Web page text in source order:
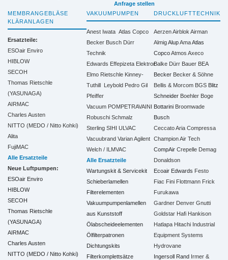
Anfrage stellen
MEMBRANGEBLÄSE
KLÄRANLAGEN
Ersatzteile:
ESOair Enviro
HIBLOW
SECOH
Thomas Rietschle
(YASUNAGA)
AIRMAC
Charles Austen
NITTO (MEDO / Nitto Kohki)
Alita
FujiMAC
Alle Ersatzteile
Neue Luftpumpen:
ESOair Enviro
HIBLOW
SECOH
Thomas Rietschle
(YASUNAGA)
AIRMAC
Charles Austen
NITTO (MEDO / Nitto Kohki)
VAKUUMPUMPEN
Anest Iwata Atlas Copco
Becker Busch Dürr
Technik
Edwards Effepizeta Elektror
Elmo Rietschle Kinney-
Tuthill Leybold Pedro Gil
Pfeiffer
Vacuum POMPETRAVAINI
Robuschi Schmalz
Sterling SIHI ULVAC
Vacuubrand Varian Agilent
Welch / ILMVAC
Alle Ersatzteile
Wartungskit & Servicekit
Schieberlamellen
Filterelementen
Vakuumpumpenlamellen
aus Kunststoff
Ölabscheideelementen
Ölfilterpatronen
Dichtungskits
Filterkomplettsätze
DRUCKLUFTTECHNIK
AerzenAirblok Airman
Almig Alup Ama Atlas
Copco Atmos Axeco
Balke Dürr Bauer BEA
Becker Becker & Söhne
Bellis & Morcom BGS Blitz
Schneider Boehler Boge
Bottarini Broomwade
Busch
Ceccato Aria Compressa
Champion Air Tech
CompAir Crepelle Demag
Donaldson
Ecoair Edwards Festo
Fiac Fini Flottmann Frick
Furukawa
Gardner Denver Gnutti
Goldstar Hafi Hankison
Hatlapa Hitachi Industrial
Equipment Systems
Hydrovane
Ingersoll Rand Irmer &